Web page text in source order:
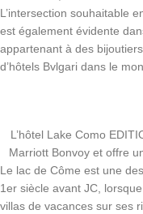
L’intersection souhaitable
est également évidente
appartenant à des
d’hôtels Bvlgari dans le
L’hôtel Lake Como
Marriott Bonvoy et offre
Le lac de Côme est une
1er siècle avant JC,
villas de vacances sur ses